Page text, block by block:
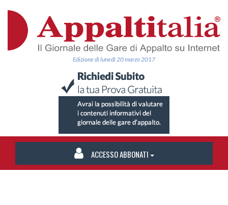
Edizione di lunedì 20 marzo 2017
ACCESSO ABBONATI